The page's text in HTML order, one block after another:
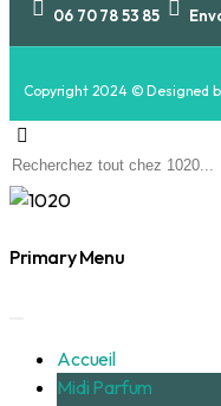
06 70 78 53 85
Copyright 2024 © Designed
Primary Menu
Accueil
Midi Parfum